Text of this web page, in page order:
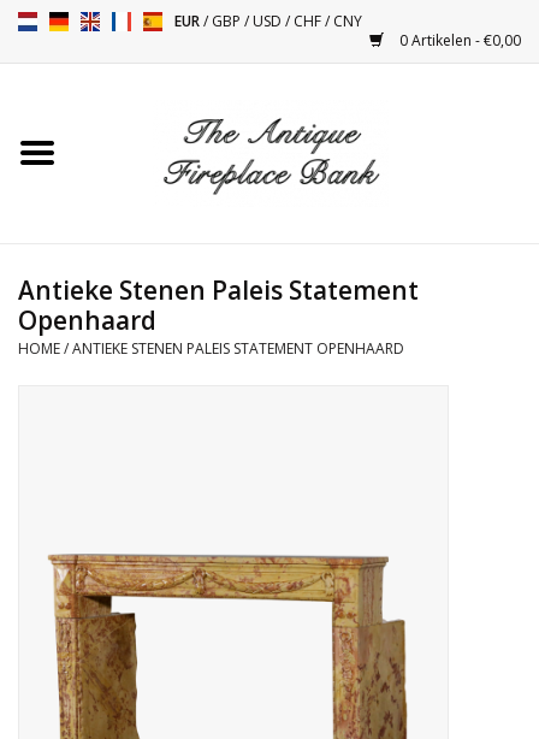
EUR/GBP /USD /CHF/CNY
0 Artikelen - €0,00
Toebehoren
Kacheltjes
Decoratieve Outdoor
Objecten
Vloeren - Steen, Terra Cotta
& Marmer
Antieke Stenen Paleis Statement
Openhaard
HOME/ANTIEKE STENEN PALEIS STATEMENT OPENHAARD